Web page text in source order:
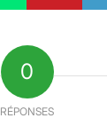
0
RÉPONSES